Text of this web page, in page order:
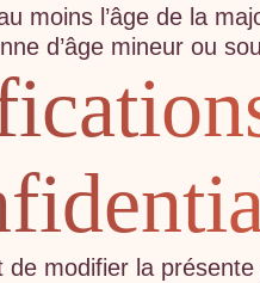
moins l’âge de la
d’âge mineur ou
modifier la